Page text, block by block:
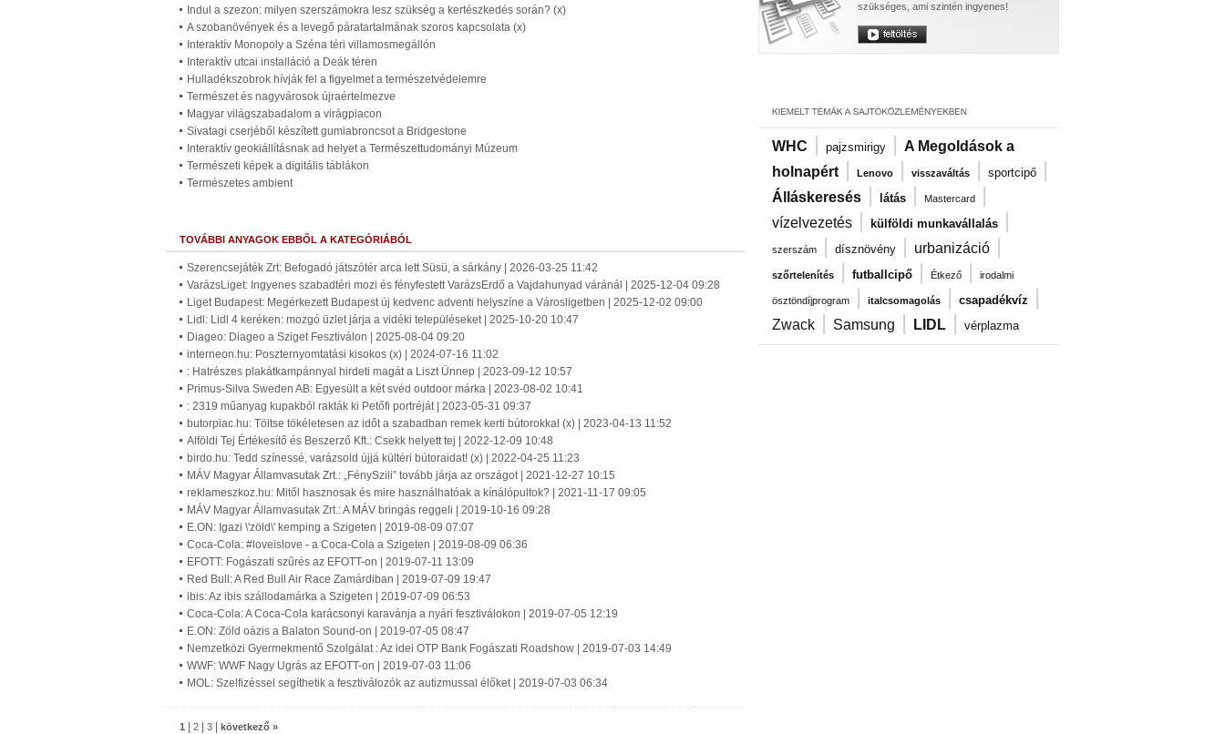
Indul a szezon: milyen szerszámokra lesz szükség a kertészkedés során? (x)
A szobanövények és a levegő páratartalmának szoros kapcsolata (x)
Interaktív Monopoly a Széna téri villamosmegállón
Interaktív utcai installáció a Deák téren
Hulladékszobrok hívják fel a figyelmet a természetvédelemre
Természet és nagyvárosok újraértelmezve
Magyar világszabadalom a virágpiacon
Sivatagi cserjéből készített gumiabroncsot a Bridgestone
Interaktív geokiállításnak ad helyet a Természettudományi Múzeum
Természeti képek a digitális táblákon
Természetes ambient
TOVÁBBI ANYAGOK EBBŐL A KATEGÓRIÁBÓL
Szerencsejáték Zrt: Befogadó játszótér arca lett Süsü, a sárkány | 2026-03-25 11:42
VarázsLiget: Ingyenes szabadtéri mozi és fényfestett VarázsErdő a Vajdahunyad váránál | 2025-12-04 09:28
Liget Budapest: Megérkezett Budapest új kedvenc adventi helyszíne a Városligetben | 2025-12-02 09:00
Lidl: Lidl 4 keréken: mozgó üzlet járja a vidéki településeket | 2025-10-20 10:47
Diageo: Diageo a Sziget Fesztiválon | 2025-08-04 09:20
interneon.hu: Poszternyomtatási kisokos (x) | 2024-07-16 11:02
: Hatrészes plakátkampánnyal hirdeti magát a Liszt Ünnep | 2023-09-12 10:57
Primus-Silva Sweden AB: Egyesült a két svéd outdoor márka | 2023-08-02 10:41
: 2319 műanyag kupakból rakták ki Petőfi portréját | 2023-05-31 09:37
butorpiac.hu: Töltse tökéletesen az időt a szabadban remek kerti bútorokkal (x) | 2023-04-13 11:52
Alföldi Tej Értékesítő és Beszerző Kft.: Csekk helyett tej | 2022-12-09 10:48
birdo.hu: Tedd színessé, varázsold újjá kültéri bútoraidat! (x) | 2022-04-25 11:23
MÁV Magyar Államvasutak Zrt.: „FénySzili” tovább járja az országot | 2021-12-27 10:15
reklameszkoz.hu: Mitől hasznosak és mire használhatóak a kínálópultok? | 2021-11-17 09:05
MÁV Magyar Államvasutak Zrt.: A MÁV bringás reggeli | 2019-10-16 09:28
E.ON: Igazi \'zöld\' kemping a Szigeten | 2019-08-09 07:07
Coca-Cola: #loveislove - a Coca-Cola a Szigeten | 2019-08-09 06:36
EFOTT: Fogászati szűrés az EFOTT-on | 2019-07-11 13:09
Red Bull: A Red Bull Air Race Zamárdiban | 2019-07-09 19:47
ibis: Az ibis szállodamárka a Szigeten | 2019-07-09 06:53
Coca-Cola: A Coca-Cola karácsonyi karavánja a nyári fesztiválokon | 2019-07-05 12:19
E.ON: Zöld oázis a Balaton Sound-on | 2019-07-05 08:47
Nemzetközi Gyermekmentő Szolgálat : Az idei OTP Bank Fogászati Roadshow | 2019-07-03 14:49
WWF: WWF Nagy Ugrás az EFOTT-on | 2019-07-03 11:06
MOL: Szelfizéssel segíthetik a fesztiválozók az autizmussal élőket | 2019-07-03 06:34
1 2 3 következő »
szükséges, ami szintén ingyenes!
WHC | pajzsmirigy | A Megoldások a
holnapért | Lenovo | visszaváltás | sportcipő |
Álláskeresés | látás | Mastercard |
vízelvezetés | külföldi munkavállalás |
szerszám | dísznövény | urbanizáció |
szőrtelenítés | futballcipő | Étkező | irodalmi
ösztöndíjprogram | italcsomagolás | csapadékvíz |
Zwack | Samsung | LIDL | vérplazma